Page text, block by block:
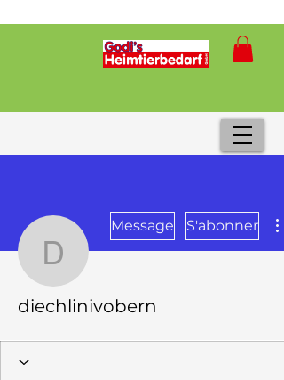
diechlinivobern
Message S'abonner
diechlinivobern